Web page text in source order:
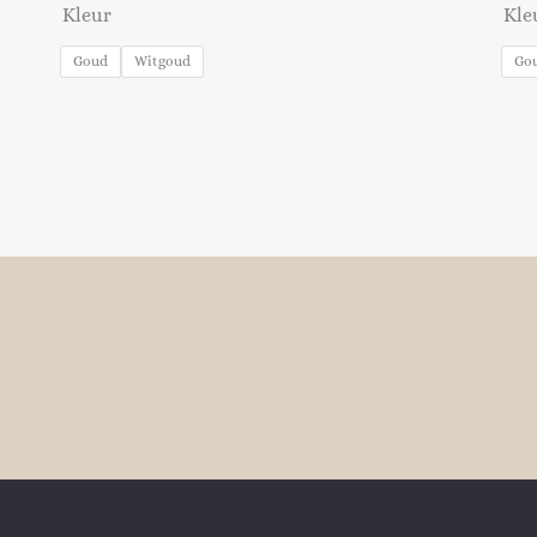
Kleur
Goud Witgoud